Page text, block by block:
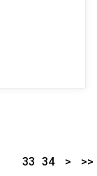
33 34 > >>